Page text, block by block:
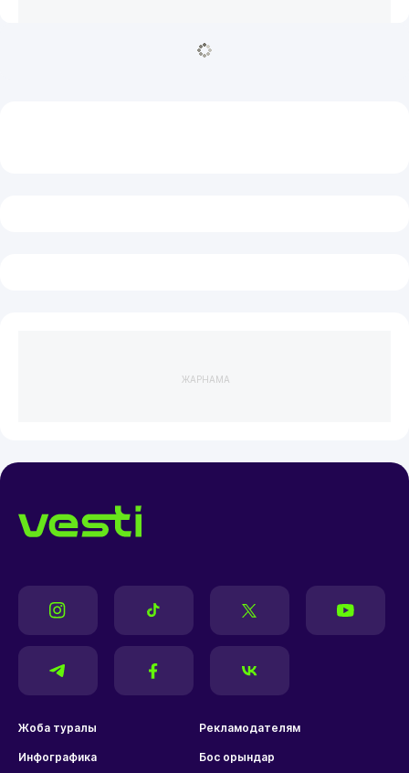
ЖАРНАМА
Жоба туралы Рекламодателям
Инфографика Бос орындар